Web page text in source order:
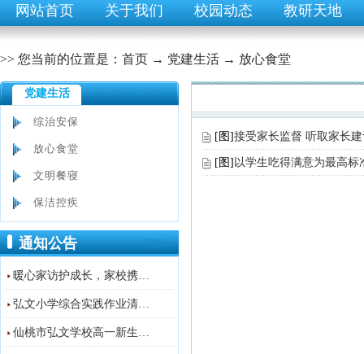
网站首页 关于我们 校园动态 教研天地
>> 您当前的位置是： 首页 → 党建生活 → 放心食堂
党建生活
综治安保
放心食堂
文明餐寝
保洁控疾
通知公告 更多>>
暖心家访护成长，家校携…
弘文小学综合实践作业清…
仙桃市弘文学校高一新生…
[图]接受家长监督 听取家长
[图] 以学生吃得满意为最高